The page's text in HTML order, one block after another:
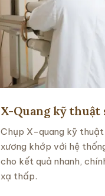
Xem chi tiết
X-Quang kỹ thuật
Chụp X-quang kỹ
xương khớp với hệ
cho kết quả nhanh,
xạ thấp.